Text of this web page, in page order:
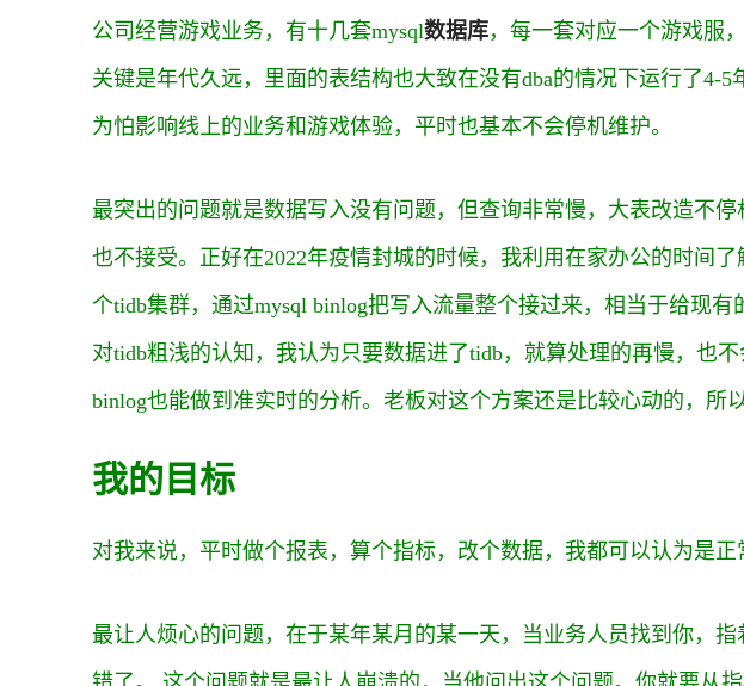
公司经营游戏业务，有十几套mysql数据库，每一套对应一个游戏服
关键是年代久远，里面的表结构也大致在没有dba的情况下运行了4-
为怕影响线上的业务和游戏体验，平时也基本不会停机维护。
最突出的问题就是数据写入没有问题，但查询非常慢，大表改造不
也不接受。正好在2022年疫情封城的时候，我利用在家办公的时间
个tidb集群，通过mysql binlog把写入流量整个接过来，相当于给现
对tidb粗浅的认知，我认为只要数据进了tidb，就算处理的再慢，也
binlog也能做到准实时的分析。老板对这个方案还是比较心动的，所
我的目标
对我来说，平时做个报表，算个指标，改个数据，我都可以认为是正
最让人烦心的问题，在于某年某月的某一天，当业务人员找到你，